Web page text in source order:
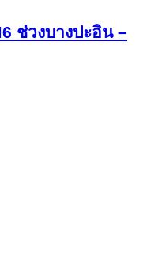
ช่วงบางปะอิน –